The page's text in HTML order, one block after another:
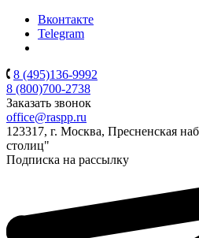
Вконтакте
Telegram
8 (495)136-9992
8 (800)700-2738
Заказать звонок
office@raspp.ru
123317, г. Москва, Пресненская
столиц"
Подписка на рассылку